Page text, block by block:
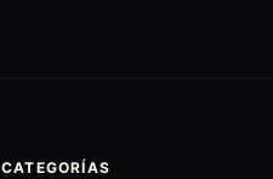
CATEGORÍAS